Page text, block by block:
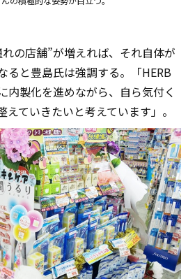
の店舗”が増えれば、それ自体が
ると豊島氏は強調する。「HERB
内製化を進めながら、自ら気付く
ていきたいと考えています」。